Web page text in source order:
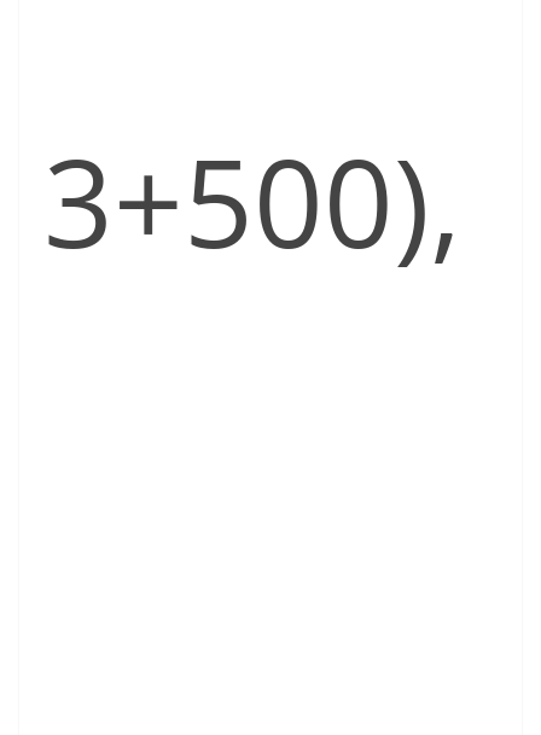
3+500),